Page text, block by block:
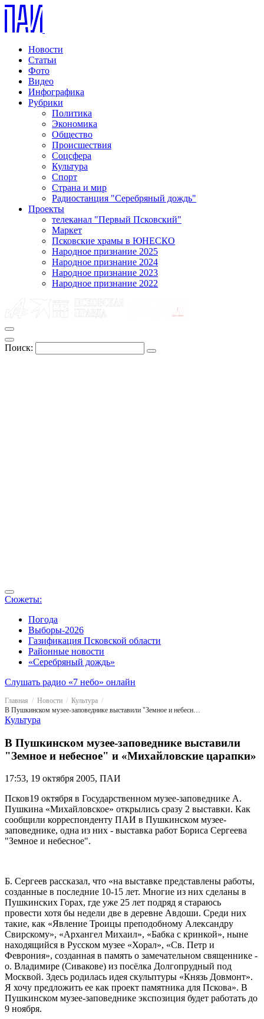
Новости
Статьи
Фото
Видео
Инфографика
Рубрики
Политика
Экономика
Общество
Происшествия
Соцсфера
Культура
Спорт
Страна и мир
Радиостанция "Серебряный дождь"
Проекты
телеканал "Первый Псковский"
Маркет
Псковские храмы в ЮНЕСКО
Народное признание 2025
Народное признание 2024
Народное признание 2023
Народное признание 2022
Поиск:
Сюжеты:
Погода
Выборы-2026
Газификация Псковской области
Районные новости
«Серебряный дождь»
Слушать радио «7 небо» онлайн
Главная Новости
Культура
В Пушкинском музее-заповеднике выставили "Земное и небесное" и «Михайловские царапки»
Культура
В Пушкинском музее-заповеднике выставили
"Земное и небесное" и «Михайловские царапки»
17:53, 19 октября 2005, ПАИ
Псков19 октября в Государственном музее-заповеднике А.
Пушкина «Михайловское» открылись сразу 2 выставки. Как
сообщили корреспонденту ПАИ в Пушкинском музее-
заповеднике, одна из них - выставка работ Бориса Сергеева
"Земное и небесное".
Б. Сергеев рассказал, что «на выставке представлены работы,
созданные в последние 10-15 лет. Многие из них сделаны в
Пушкинских Горах, где уже 25 лет подряд я стараюсь
провести хотя бы недели две в деревне Авдоши. Среди них
такие, как «Явление Троицы преподобному Александру
Свирскому», «Архангел Михаил», «Бабка с кринкой», ныне
находящийся в Русском музее «Хорал», «Св. Петр и
Феврония», созданная в память о замечательном священнике -
о. Владимире (Сивакове) из посёлка Долгопрудный под
Москвой. Здесь родилась идея скульптуры «Князь Довмонт».
Я хочу предложить ее как проект памятника для Пскова». В
Пушкинском музее-заповеднике экспозиция будет работать до
9 ноября.